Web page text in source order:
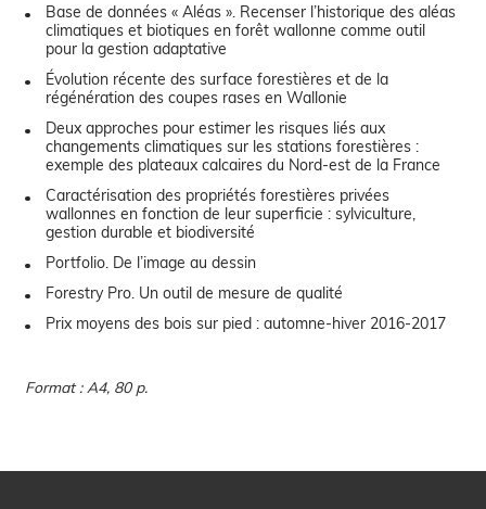
Base de données « Aléas ». Recenser l’historique des aléas
climatiques et biotiques en forêt wallonne comme outil
pour la gestion adaptative
Évolution récente des surface forestières et de la
régénération des coupes rases en Wallonie
Deux approches pour estimer les risques liés aux
changements climatiques sur les stations forestières :
exemple des plateaux calcaires du Nord-est de la France
Caractérisation des propriétés forestières privées
wallonnes en fonction de leur superficie : sylviculture,
gestion durable et biodiversité
Portfolio. De l’image au dessin
Forestry Pro. Un outil de mesure de qualité
Prix moyens des bois sur pied : automne-hiver 2016-2017
Format : A4, 80 p.